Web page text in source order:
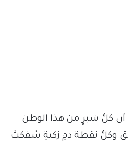
أن كلُّ شبرٍ من هذا الوطن
وكلُّ نقطة دمٍ زكيةٍ سُفكتْ